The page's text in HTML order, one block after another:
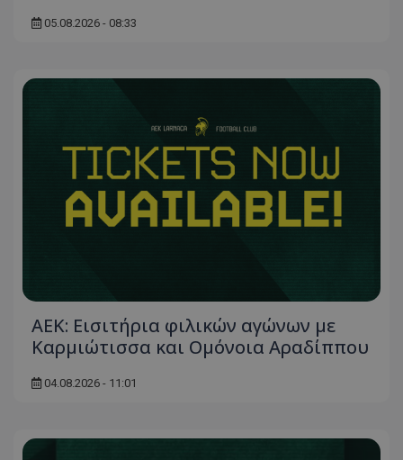
05.08.2026 - 08:33
ΑΕΚ: Εισιτήρια φιλικών αγώνων με
Καρμιώτισσα και Ομόνοια Αραδίππου
04.08.2026 - 11:01